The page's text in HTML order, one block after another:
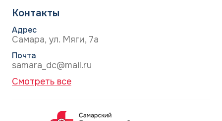
Контакты
Адрес
Самара, ул. Мяги, 7а
Почта
samara_dc@mail.ru
Смотреть все